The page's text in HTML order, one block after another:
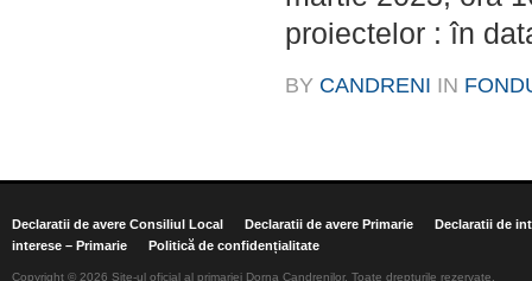
proiectelor : în
BY CANDRENI IN
Declaratii de avere Consiliul Local Declaratii de avere Primarie
Declaratii de
interese – Primarie
Politică de confidențialitate
Copyright © 2026 Site-ul oficial al primariei Dorna Candrenilor. Toate drepturile rezervate.